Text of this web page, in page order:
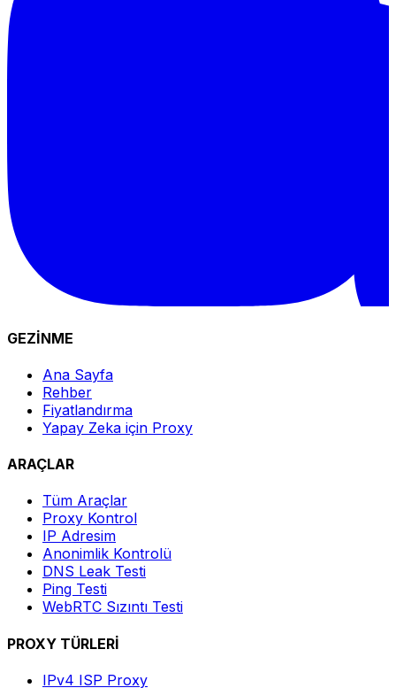
GEZİNME
Ana Sayfa
Rehber
Fiyatlandırma
Yapay Zeka için Proxy
ARAÇLAR
Tüm Araçlar
Proxy Kontrol
IP Adresim
Anonimlik Kontrolü
DNS Leak Testi
Ping Testi
WebRTC Sızıntı Testi
PROXY TÜRLERİ
IPv4 ISP Proxy